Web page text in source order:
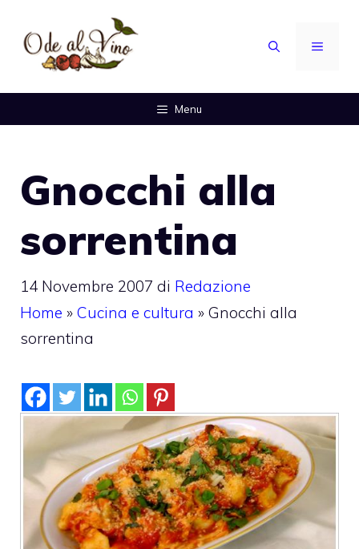
contenuto
MENU
Menu
Gnocchi alla
sorrentina
14 Novembre 2007 di Redazione
Home » Cucina e cultura » Gnocchi alla
sorrentina